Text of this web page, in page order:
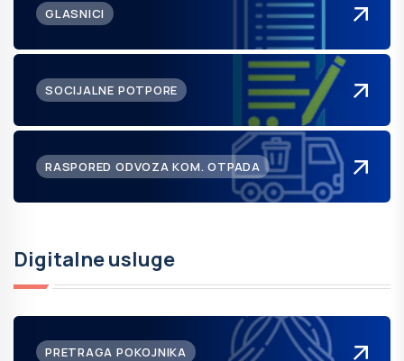
GLASNICI
SOCIJALNE POTPORE
RASPORED ODVOZA KOM. OTPADA
Digitalne usluge
PRETRAGA POKOJNIKA